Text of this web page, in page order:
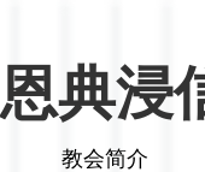
恩典浸
教会简介